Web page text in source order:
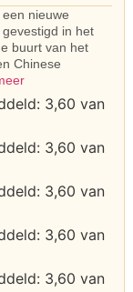
nieuwe
in het
buurt van het
Chinese